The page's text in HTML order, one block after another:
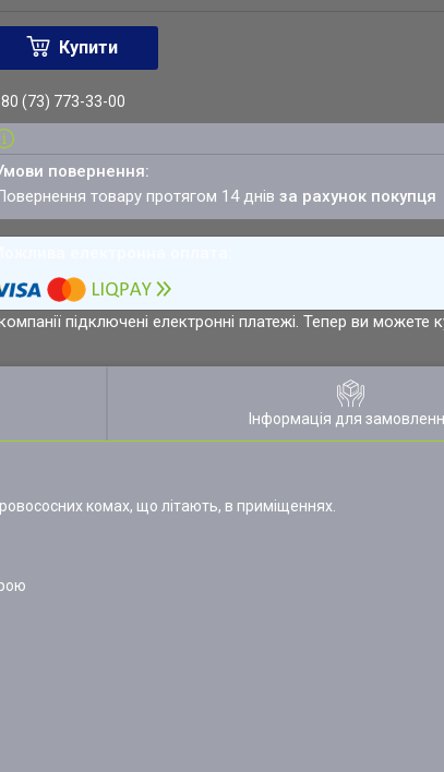
Купити
(73) 773-33-00
повернення товару протягом 14 днівза рахунок покупця
підключені електронні платежі. Тепер ви
Інформація для
комах, що літають, в приміщеннях.